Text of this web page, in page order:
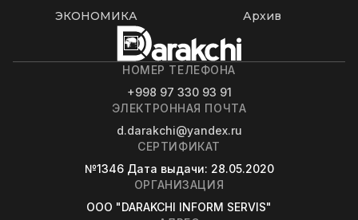
ЭКОНОМИКА
Архив
НОМЕР ТЕЛЕФОНА
+998 97 330 93 91
ЭЛЕКТРОННАЯ ПОЧТА
d.darakchi@yandex.ru
СЕРТИФИКАТ
№1346 Дата выдачи: 28.05.2020
ОРГАНИЗАЦИЯ
OOO "DARAKCHI INFORM SERVIS"